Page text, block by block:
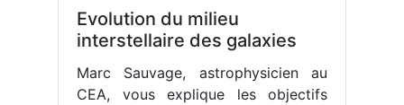
Evolution du milieu
interstellaire des galaxies
Marc Sauvage, astrophysicien au
CEA, vous explique les objectifs